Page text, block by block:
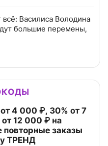
всё: Василиса Володина
большие перемены,
4 000 ₽, 30% от 7
12 000 ₽ на
повторные заказы
ТРЕНД